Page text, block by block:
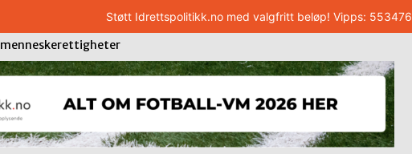
Støtt Idrettspolitikk.no med valgfritt beløp! Vipps: 553476
menneskerettigheter